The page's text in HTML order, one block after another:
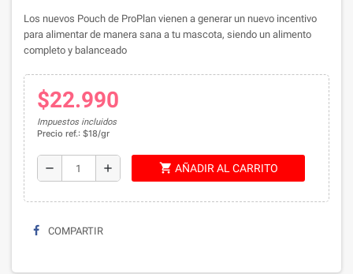
Los nuevos Pouch de ProPlan vienen a generar un nuevo incentivo
para alimentar de manera sana a tu mascota, siendo un alimento
completo y balanceado
$22.990
Impuestos incluidos
Precio ref.: $18/gr
remove add shopping_cart AÑADIR AL CARRITO
COMPARTIR